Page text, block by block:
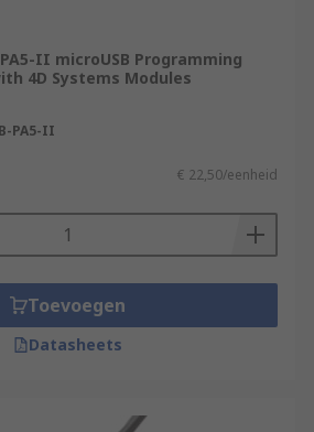
II microUSB Programming
4D Systems Modules
PA5-II
€ 22,50/eenheid
Toevoegen
Datasheets